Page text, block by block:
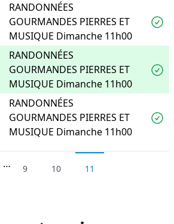
RANDONNÉES
GOURMANDES PIERRES ET
MUSIQUE Dimanche 11h00
RANDONNÉES
GOURMANDES PIERRES ET
MUSIQUE Dimanche 11h00
RANDONNÉES
GOURMANDES PIERRES ET
MUSIQUE Dimanche 11h00
… 9 10 11